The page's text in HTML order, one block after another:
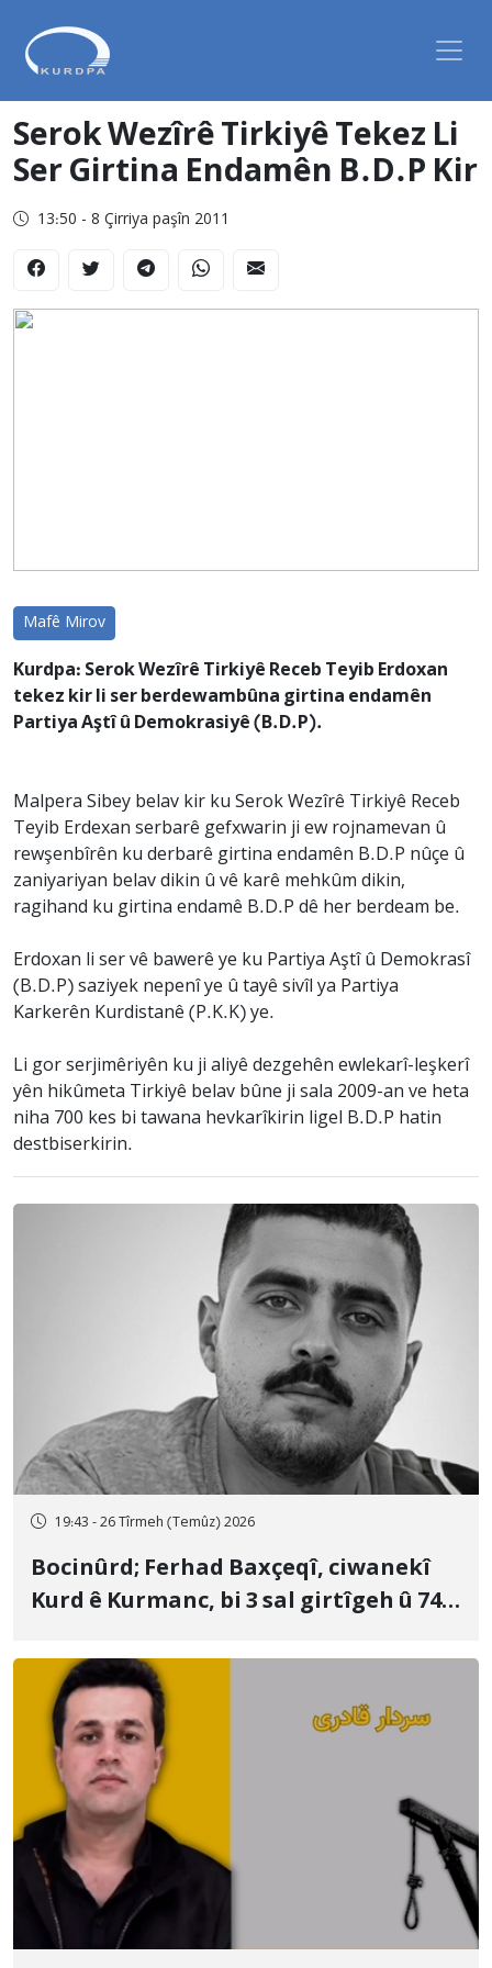
Serok Wezîrê Tirkiyê Tekez Li
Ser Girtina Endamên B.D.P Kir
13:50 - 8 Çirriya paşîn 2011
Mafê Mirov
Kurdpa: Serok Wezîrê Tirkiyê Receb Teyib Erdoxan
tekez kir li ser berdewambûna girtina endamên
Partiya Aştî û Demokrasiyê (B.D.P).
Malpera Sibey belav kir ku Serok Wezîrê Tirkiyê Receb
Teyib Erdexan serbarê gefxwarin ji ew rojnamevan û
rewşenbîrên ku derbarê girtina endamên B.D.P nûçe û
zaniyariyan belav dikin û vê karê mehkûm dikin,
ragihand ku girtina endamê B.D.P dê her berdeam be.
Erdoxan li ser vê bawerê ye ku Partiya Aştî û Demokrasî
(B.D.P) saziyek nepenî ye û tayê sivîl ya Partiya
Karkerên Kurdistanê (P.K.K) ye.
Li gor serjimêriyên ku ji aliyê dezgehên ewlekarî-leşkerî
yên hikûmeta Tirkiyê belav bûne ji sala 2009-an ve heta
niha 700 kes bi tawana hevkarîkirin ligel B.D.P hatin
destbiserkirin.
19:43 - 26 Tîrmeh (Temûz) 2026
Bocinûrd; Ferhad Baxçeqî, ciwanekî
Kurd ê Kurmanc, bi 3 sal girtîgeh û 74